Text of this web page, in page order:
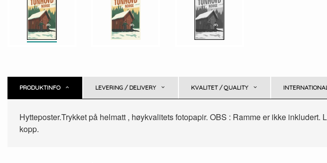
PRODUKTINFO LEVERING / DELIVERY KVALITET / QUALITY
Hytteposter.Trykket på helmatt , høykvalitets fotopapir. OBS : Ramme er ikke
kopp.